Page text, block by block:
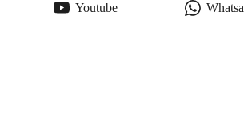
Youtube